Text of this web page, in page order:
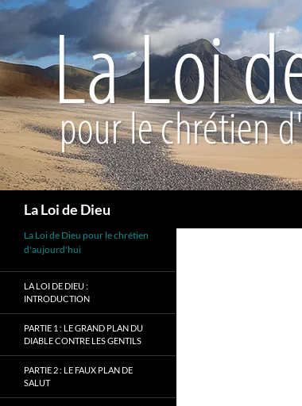
La Loi de Dieu
La Loi de Dieu pour le chrétien
d'aujourd'hui
LA LOI DE DIEU :
INTRODUCTION
PARTIE 1 : LE GRAND PLAN DU
DIABLE CONTRE LES GENTILS
PARTIE 2 : LE FAUX PLAN DE
SALUT